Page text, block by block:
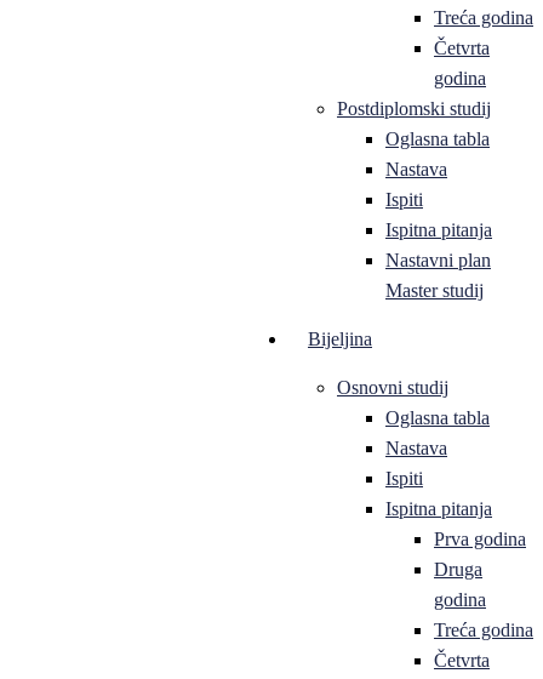
Treća godina
Četvrta
godina
Postdiplomski studij
Oglasna tabla
Nastava
Ispiti
Ispitna pitanja
Nastavni plan
Master studij
Bijeljina
Osnovni studij
Oglasna tabla
Nastava
Ispiti
Ispitna pitanja
Prva godina
Druga
godina
Treća godina
Četvrta